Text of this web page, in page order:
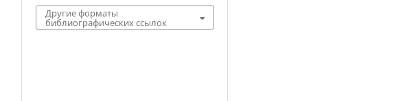
Другие форматы
библиографических ссылок